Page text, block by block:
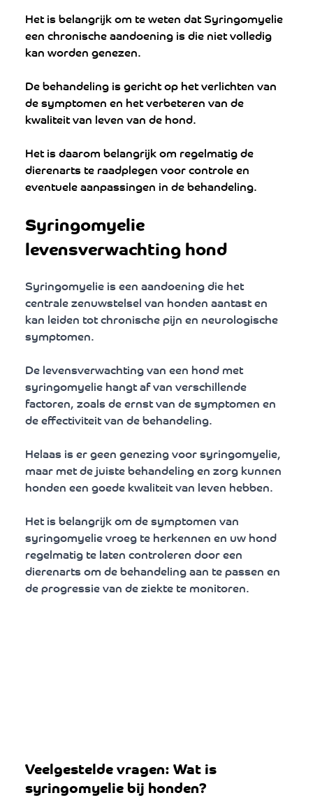
Het is belangrijk om te weten dat Syringomyelie
een chronische aandoening is die niet volledig
kan worden genezen.
De behandeling is gericht op het verlichten van
de symptomen en het verbeteren van de
kwaliteit van leven van de hond.
Het is daarom belangrijk om regelmatig de
dierenarts te raadplegen voor controle en
eventuele aanpassingen in de behandeling.
Syringomyelie
levensverwachting hond
Syringomyelie is een aandoening die het
centrale zenuwstelsel van honden aantast en
kan leiden tot chronische pijn en neurologische
symptomen.
De levensverwachting van een hond met
syringomyelie hangt af van verschillende
factoren, zoals de ernst van de symptomen en
de effectiviteit van de behandeling.
Helaas is er geen genezing voor syringomyelie,
maar met de juiste behandeling en zorg kunnen
honden een goede kwaliteit van leven hebben.
Het is belangrijk om de symptomen van
syringomyelie vroeg te herkennen en uw hond
regelmatig te laten controleren door een
dierenarts om de behandeling aan te passen en
de progressie van de ziekte te monitoren.
Veelgestelde vragen: Wat is
syringomyelie bij honden?